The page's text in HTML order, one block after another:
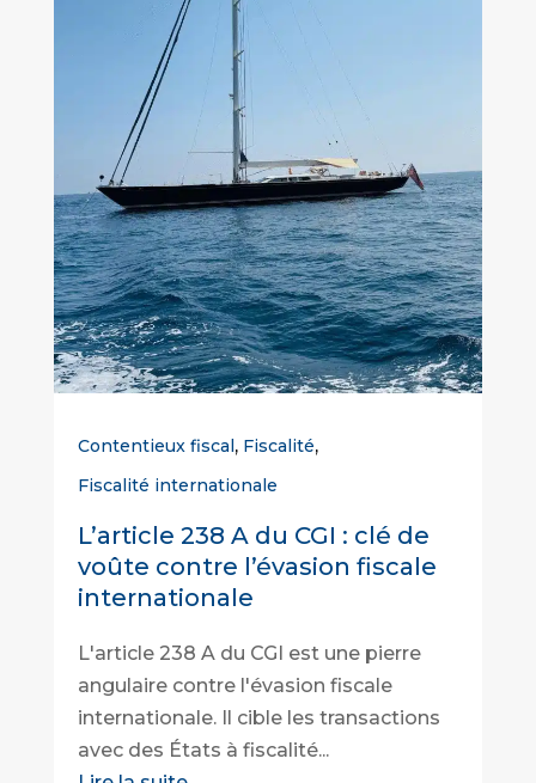
Contentieux fiscal, Fiscalité,
Fiscalité internationale
L’article 238 A du CGI : clé de
voûte contre l’évasion fiscale
internationale
L'article 238 A du CGI est une pierre
angulaire contre l'évasion fiscale
internationale. Il cible les transactions
avec des États à fiscalité...